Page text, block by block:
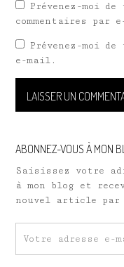
Prévenez-moi
commentaires par
Prévenez-moi
e-mail.
ABONNEZ-VOUS À MON
Saisissez votre
à mon blog et
nouvel article par
adresse
e-